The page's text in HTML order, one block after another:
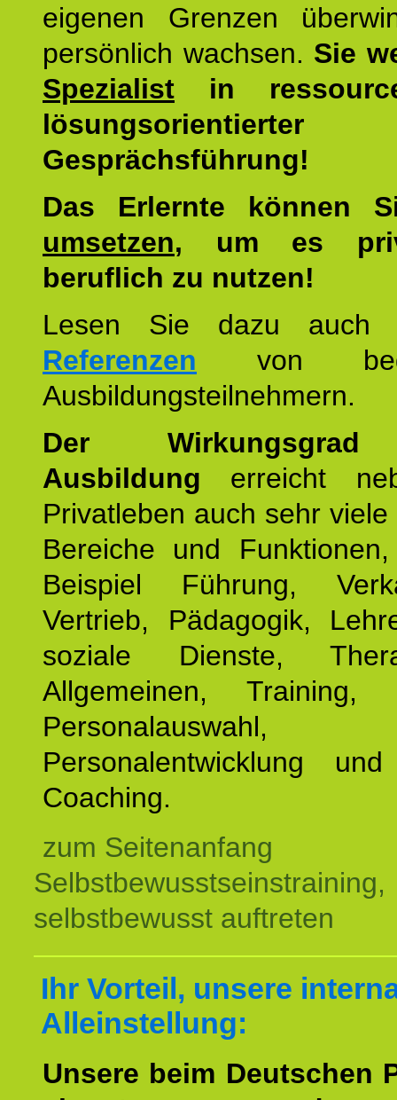
eigenen Grenzen
persönlich wachsen. Sie
Spezialist in
lösungsorientierter
Gesprächsführung!
Das Erlernte können
umsetzen, um es
beruflich zu nutzen!
Lesen Sie dazu
Referenzen von
Ausbildungsteilnehmern.
Der
Ausbildung erreicht
Privatleben auch sehr
Bereiche und
Beispiel Führung,
Vertrieb, Pädagogik,
soziale Dienste,
Allgemeinen, Training,
Personalauswahl,
Personalentwicklung
Coaching.
zum Seitenanfang
Selbstbewusstseinstraining,
selbstbewusst auftreten
Ihr Vorteil, unsere
Alleinstellung:
Unsere beim Deutschen